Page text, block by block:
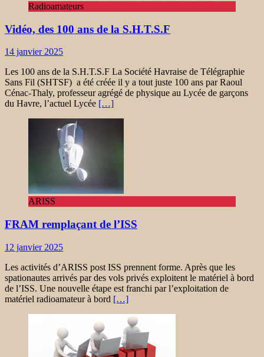
Radioamateurs
Vidéo, des 100 ans de la S.H.T.S.F
14 janvier 2025
Les 100 ans de la S.H.T.S.F La Société Havraise de Télégraphie
Sans Fil (SHTSF) a été créée il y a tout juste 100 ans par Raoul
Cénac-Thaly, professeur agrégé de physique au Lycée de garçons
du Havre, l’actuel Lycée […]
ARISS
FRAM remplaçant de l’ISS
12 janvier 2025
Les activités d’ARISS post ISS prennent forme. Après que les
spationautes arrivés par des vols privés exploitent le matériel à bord
de l’ISS. Une nouvelle étape est franchi par l’exploitation de
matériel radioamateur à bord […]